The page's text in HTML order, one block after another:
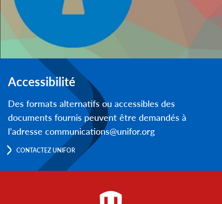
Accessibilité
Des formats alternatifs ou accessibles des
documents fournis peuvent être demandés à
l’adresse communications@unifor.org
CONTACTEZ UNIFOR